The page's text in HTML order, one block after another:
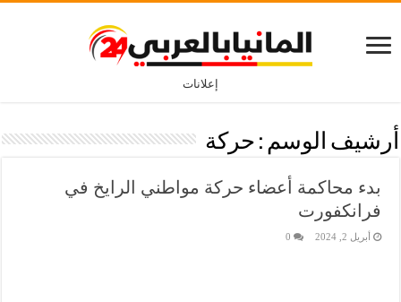
إعلانات
أرشيف الوسم : حركة
بدء محاكمة أعضاء حركة مواطني الرايخ في
فرانكفورت
أبريل 2, 2024 0